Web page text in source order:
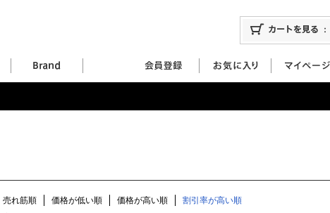
売れ筋順 価格が低い順 価格が高い順
割引率が高い順